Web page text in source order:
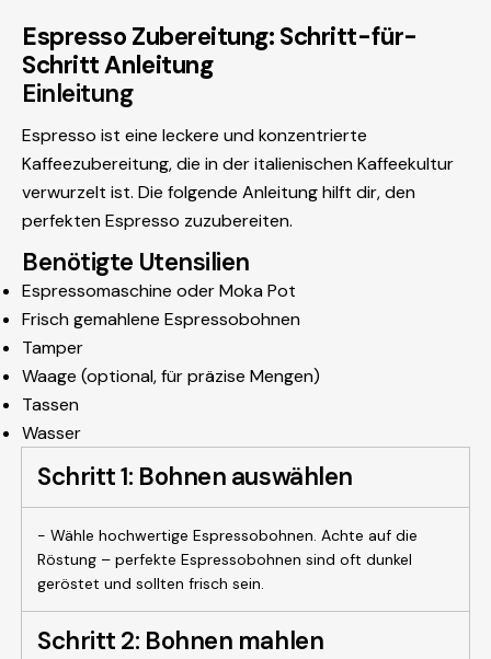
Espresso Zubereitung: Schritt-für-
Schritt Anleitung
Einleitung
Espresso ist eine leckere und konzentrierte
Kaffeezubereitung, die in der italienischen Kaffeekultur
verwurzelt ist. Die folgende Anleitung hilft dir, den
perfekten Espresso zuzubereiten.
Benötigte Utensilien
Espressomaschine oder Moka Pot
Frisch gemahlene Espressobohnen
Tamper
Waage (optional, für präzise Mengen)
Tassen
Wasser
Schritt 1: Bohnen auswählen
- Wähle hochwertige Espressobohnen. Achte auf die
Röstung – perfekte Espressobohnen sind oft dunkel
geröstet und sollten frisch sein.
Schritt 2: Bohnen mahlen